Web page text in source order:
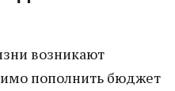
возникают
пополнить бюджет